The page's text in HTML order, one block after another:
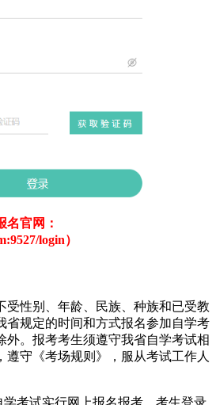
名官网：
login）
受性别、年龄、民族、种族和已受教
省规定的时间和方式报名参加自学考
外。报考考生须遵守我省自学考试相
遵守《考场规则》，服从考试工作人